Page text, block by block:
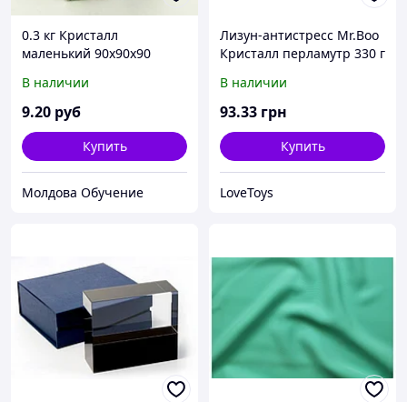
0.3 кг Кристалл
маленький 90х90х90
лак х90
В наличии
9.20 руб
Купить
Молдова Обучение
Лизун-антистресс Mr.Boo
Кристалл перламутр 330 г
В наличии
93.33 грн
Купить
LoveToys